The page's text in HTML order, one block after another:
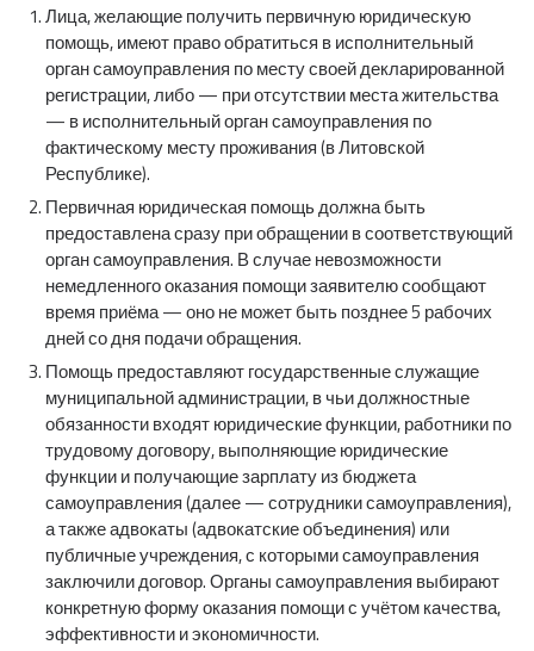
Лица, желающие получить первичную юридическую
помощь, имеют право обратиться в исполнительный
орган самоуправления по месту своей декларированной
регистрации, либо — при отсутствии места жительства
— в исполнительный орган самоуправления по
фактическому месту проживания (в Литовской
Республике).
Первичная юридическая помощь должна быть
предоставлена сразу при обращении в соответствующий
орган самоуправления. В случае невозможности
немедленного оказания помощи заявителю сообщают
время приёма — оно не может быть позднее 5 рабочих
дней со дня подачи обращения.
Помощь предоставляют государственные служащие
муниципальной администрации, в чьи должностные
обязанности входят юридические функции, работники по
трудовому договору, выполняющие юридические
функции и получающие зарплату из бюджета
самоуправления (далее — сотрудники самоуправления),
а также адвокаты (адвокатские объединения) или
публичные учреждения, с которыми самоуправления
заключили договор. Органы самоуправления выбирают
конкретную форму оказания помощи с учётом качества,
эффективности и экономичности.